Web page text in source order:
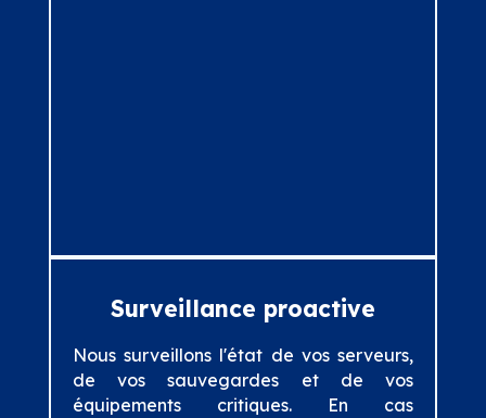
Surveillance proactive
Nous surveillons l'état de vos serveurs,
de vos sauvegardes et de vos
équipements critiques. En cas